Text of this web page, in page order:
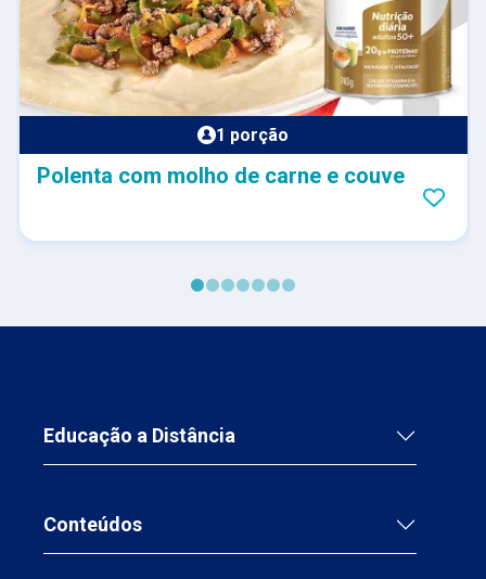
1 porção
Polenta com molho de carne e couve
Educação a Distância
Conteúdos